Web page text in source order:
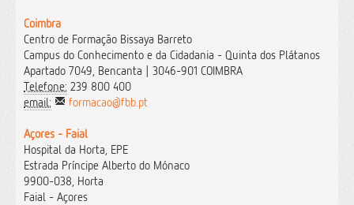
Coimbra
Centro de Formação Bissaya Barreto
Campus do Conhecimento e da Cidadania - Quinta dos Plátanos
Apartado 7049, Bencanta | 3046-901 COIMBRA
Telefone: 239 800 400
email:
formacao@fbb.pt
Açores - Faial
Hospital da Horta, EPE
Estrada Príncipe Alberto do Mónaco
9900-038, Horta
Faial - Açores